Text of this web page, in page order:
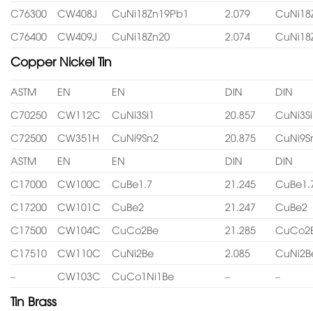
C76300
CW408J CuNi18Zn19Pb1 2.079
C76400
CW409J CuNi18Zn20 2.074
Copper Nickel Tin
ASTM EN EN DIN
DIN
C70250
CW112C CuNi3Si1 20.857
CuNi3Si
C72500
CW351H CuNi9Sn2 20.875
ASTM
EN EN DIN
DIN
C17000
CW100C CuBe1.7 21.245
C17200
CW101C CuBe2 21.247
CuBe2
C17500
CW104C CuCo2Be 21.285
C17510
CW110C CuNi2Be 2.085
–
CW103C CuCo1Ni1Be – –
Tin Brass